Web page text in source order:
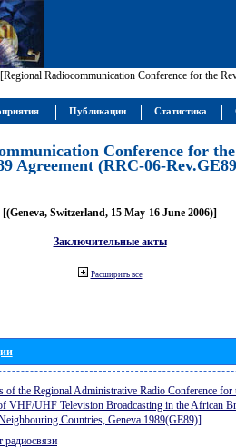
Radiocommunication Conference for the
Conference for
Agreement (RRC-06-
[(Geneva, Switzerland, 15 May-16 June 2006)]
Заключительные акты
Расширить все
of the Regional Administrative Radio Conference for
VHF/UHF Television Broadcasting in the African
Countries, Geneva 1989(GE89)]
радиосвязи
Публикации Статистика